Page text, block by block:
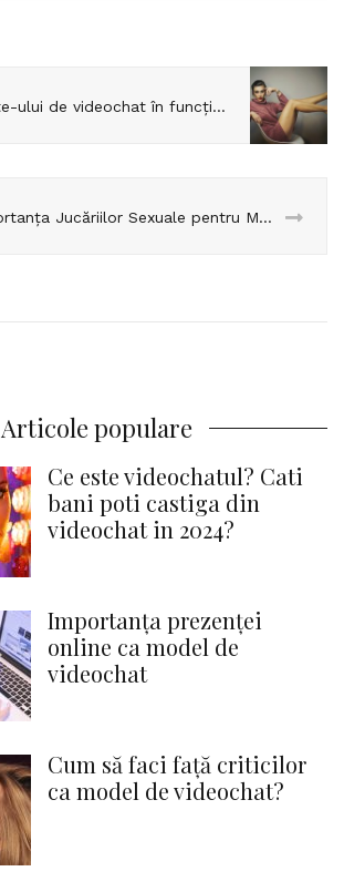
Alegerea site-ului de videochat în funcție de personalitatea ta
Importanța Jucăriilor Sexuale pentru Modelele de Videochat
Articole populare
Ce este videochatul? Cati
bani poti castiga din
videochat in 2024?
Importanța prezenței
online ca model de
videochat
Cum să faci față criticilor
ca model de videochat?